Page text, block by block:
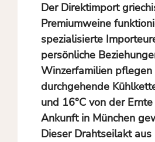
Der Direktimport
Premiumweine
spezialisierte
persönliche
Winzerfamilien pflegen
durchgehende
und 16°C von der
Ankunft in München
Dieser Drahtseilakt